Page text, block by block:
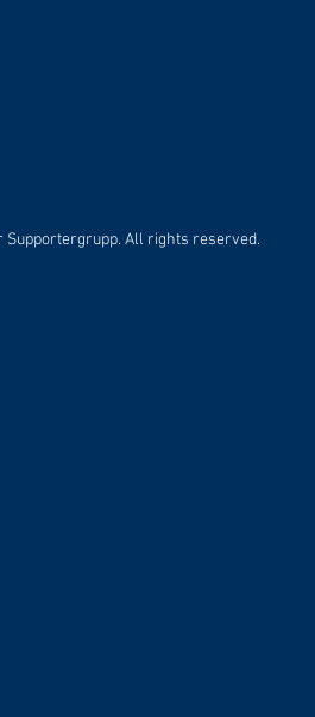
Supportergrupp. All rights reserved.